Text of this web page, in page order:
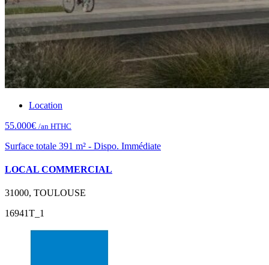
Location
55.000€ /an HTHC
Surface totale 391 m² - Dispo. Immédiate
LOCAL COMMERCIAL
31000, TOULOUSE
16941T_1